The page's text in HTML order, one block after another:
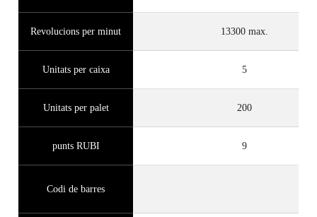
Revolucions per minut 13300 max.
Unitats per caixa 5
Unitats per palet 200
punts RUBI 9
Codi de barres